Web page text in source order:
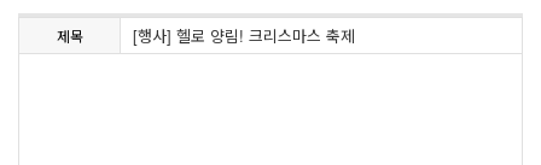
제목 [행사] 헬로 양림! 크리스마스 축제